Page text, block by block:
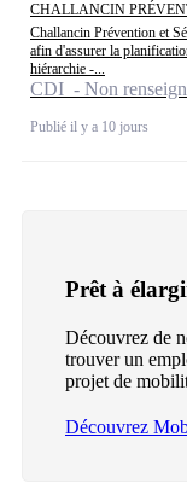
CHALLANCIN
Challancin Prévention et
afin d'assurer la
hiérarchie -...
CDI - Non
Publié il y a 10 jours
Prêt à
Découvrez de
trouver un
projet de
Découvrez